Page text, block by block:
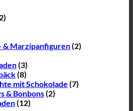
& Marzipanfiguren(2)
(3)
(8)
mit Schokolade (7)
& Bonbons(2)
(12)